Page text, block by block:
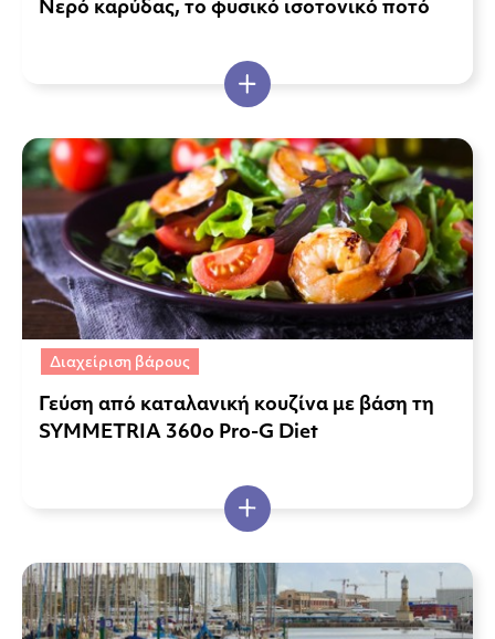
Νερό καρύδας, το φυσικό ισοτονικό ποτό
Διαχείριση βάρους
Γεύση από καταλανική κουζίνα με βάση τη
SYMMETRIA 360o Pro-G Diet